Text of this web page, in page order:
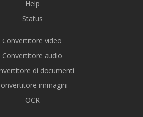
Help
Status
Convertitore video
Convertitore audio
di documenti
immagini
OCR